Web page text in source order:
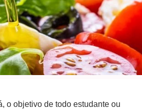
o objetivo de todo estudante ou